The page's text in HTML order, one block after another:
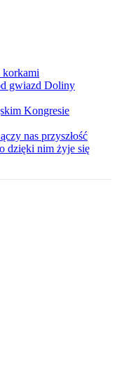
korkami
gwiazd Doliny
Kongresie
nas przyszłość
dzięki nim żyje się